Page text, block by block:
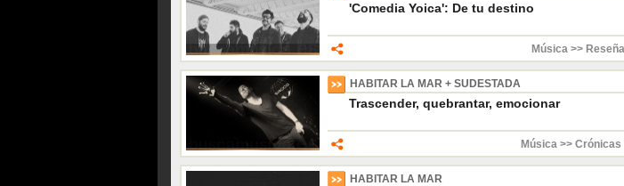
'Comedia Yoica': De tu destino
Música >>
HABITAR LA MAR + SUDESTADA
Trascender, quebrantar, emocionar
Música >> Crónicas
HABITAR LA MAR